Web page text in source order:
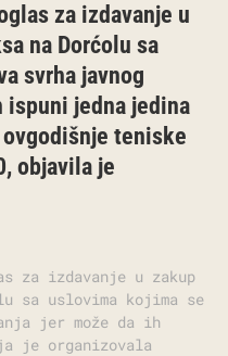
za izdavanje u
na Dorćolu sa
svrha javnog
ispuni jedna jedina
teniske
objavila je
za izdavanje u zakup
sa uslovima kojima se
jer može da ih
je organizovala